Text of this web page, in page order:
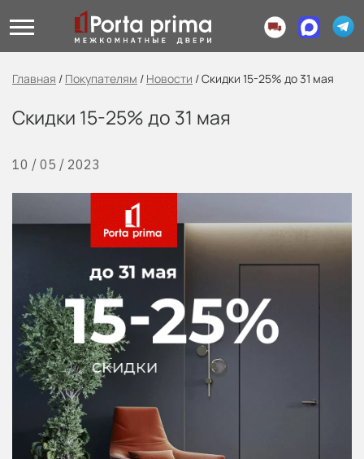
Главная / Покупателям / Новости /Скидки 15-25% до 31 мая
Скидки 15-25% до 31 мая
10 / 05 / 2023